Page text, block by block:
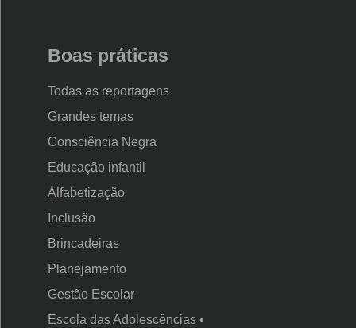
Boas práticas
Todas as reportagens
Grandes temas
Consciência Negra
Educação infantil
Alfabetização
Inclusão
Brincadeiras
Planejamento
Gestão Escolar
Escola das Adolescências •